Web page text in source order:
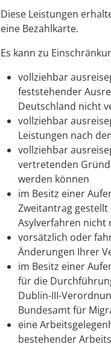
Diese Leistungen
eine Bezahlkarte.
Es kann zu
vollziehbar
feststehender
Deutschland nicht
vollziehbar
Leistungen nach
vollziehbar
vertretenden
werden können
im Besitz einer
Zweitantrag
Asylverfahren nicht
vorsätzlich oder
Änderungen Ihrer
im Besitz einer
für die
Dublin-III-
Bundesamt für
eine
bestehender